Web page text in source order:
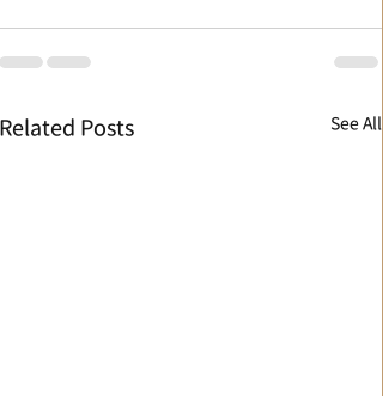
Related Posts See All